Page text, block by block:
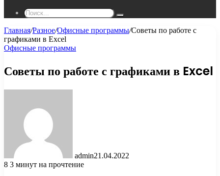
Поиск...
Главная/Разное/Офисные программы/Советы по работе с
графиками в Excel
Офисные программы
Советы по работе с графиками в Excel
admin21.04.2022
8 3 минут на прочтение